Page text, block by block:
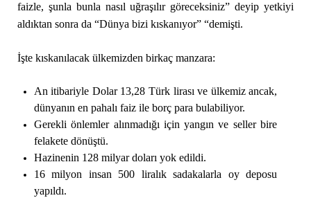
faizle, şunla bunla nasıl uğraşılır göreceksiniz” deyip yetkiyi
aldıktan sonra da “Dünya bizi kıskanıyor” “demişti.
İşte kıskanılacak ülkemizden birkaç manzara:
An itibariyle Dolar 13,28 Türk lirası ve ülkemiz ancak,
dünyanın en pahalı faiz ile borç para bulabiliyor.
Gerekli önlemler alınmadığı için yangın ve seller bire
felakete dönüştü.
Hazinenin 128 milyar doları yok edildi.
16 milyon insan 500 liralık sadakalarla oy deposu
yapıldı.